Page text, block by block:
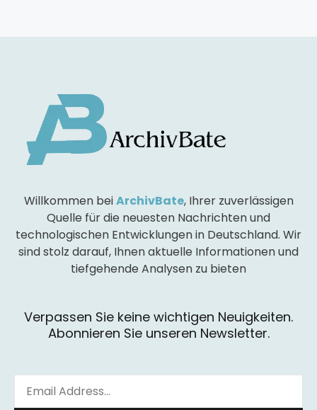
Willkommen beiArchivBate, Ihrer zuverlässigen
Quelle für die neuesten Nachrichten und
technologischen Entwicklungen in Deutschland. Wir
sind stolz darauf, Ihnen aktuelle Informationen und
tiefgehende Analysen zu bieten
Verpassen Sie keine wichtigen Neuigkeiten.
Abonnieren Sie unseren Newsletter.